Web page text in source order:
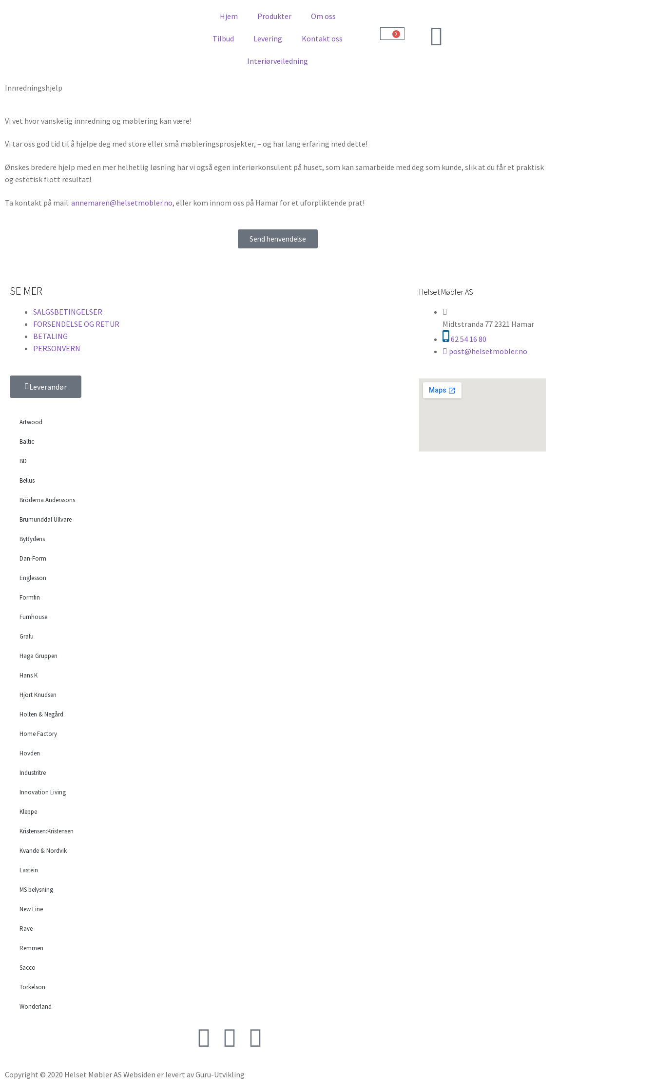
Hjem Produkter Om oss
Tilbud Levering Kontakt oss
Interiørveiledning
0
Innredningshjelp
Vi vet hvor vanskelig innredning og møblering kan være!
Vi tar oss god tid til å hjelpe deg med store eller små møbleringsprosjekter, – og har lang erfaring med dette!
Ønskes bredere hjelp med en mer helhetlig løsning har vi også egen interiørkonsulent på huset, som kan samarbeide med deg som kunde, slik at du får et praktisk
og estetisk flott resultat!
Ta kontakt på mail: annemaren@helsetmobler.no, eller kom innom oss på Hamar for et uforpliktende prat!
Send henvendelse
SE MER
SALGSBETINGELSER
FORSENDELSE OG RETUR
BETALING
PERSONVERN
Leverandør
Artwood
Baltic
BD
Bellus
Bröderna Anderssons
Brumunddal Ullvare
ByRydens
Dan-Form
Englesson
Formfin
Furnhouse
Grafu
Haga Gruppen
Hans K
Hjort Knudsen
Holten & Negård
Home Factory
Hovden
Industritre
Innovation Living
Kleppe
Kristensen:Kristensen
Kvande & Nordvik
Lastein
MS belysning
New Line
Rave
Remmen
Sacco
Torkelson
Wonderland
Helset Møbler AS
Midtstranda 77 2321 Hamar
62 54 16 80
post@helsetmobler.no
Copyright © 2020 Helset Møbler AS Websiden er levert av Guru-Utvikling